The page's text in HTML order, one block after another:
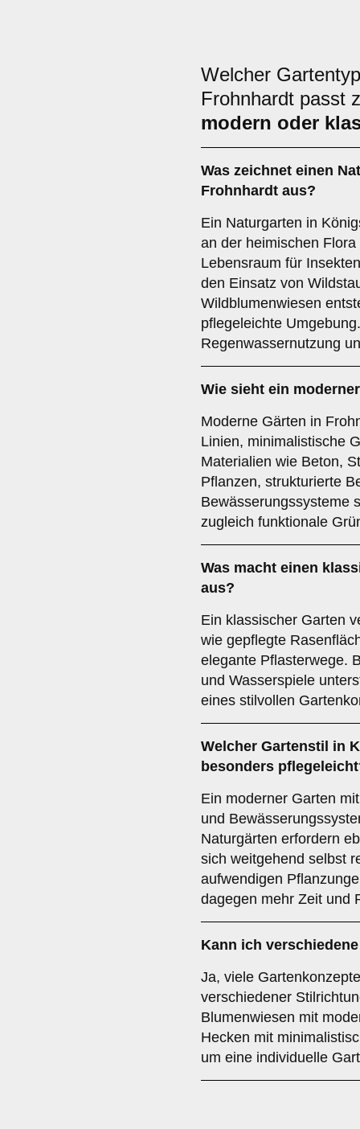
Welcher
Frohnhardt passt
modern oder
Was zeichnet einen
Frohnhardt aus?
Ein Naturgarten in
an der heimischen
Lebensraum für
den Einsatz von
Wildblumenwiesen
pflegeleichte
Regenwassernutzung
Wie sieht ein
Moderne Gärten in
Linien, minimalistische
Materialien wie Beton,
Pflanzen, strukturierte
Bewässerungssysteme
zugleich funktionale
Was macht einen
aus?
Ein klassischer Garten
wie gepflegte
elegante Pflasterwege.
und Wasserspiele
eines stilvollen
Welcher Gartenstil in
besonders
Ein moderner Garten
und
Naturgärten erfordern
sich weitgehend selbst
aufwendigen
dagegen mehr Zeit und
Kann ich
Ja, viele
verschiedener
Blumenwiesen mit
Hecken mit
um eine individuelle